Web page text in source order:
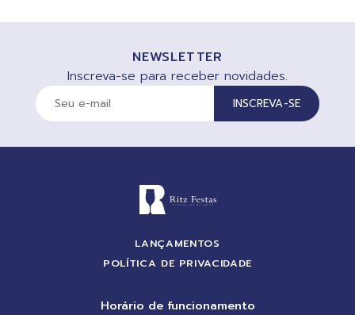
NEWSLETTER
Inscreva-se para receber novidades.
INSCREVA-SE
LANÇAMENTOS
POLÍTICA DE PRIVACIDADE
Horário de funcionamento